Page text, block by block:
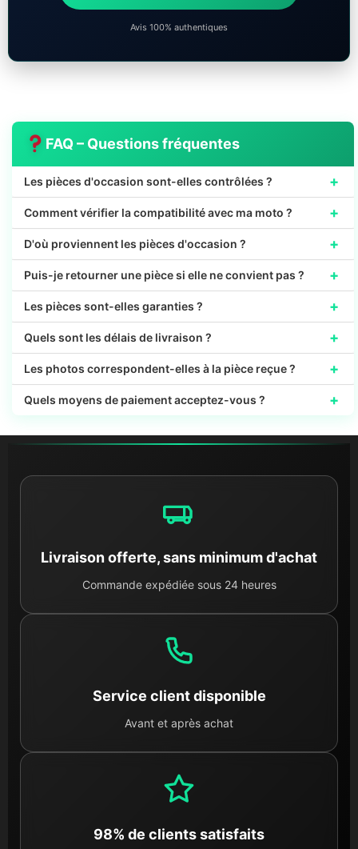
Avis 100% authentiques
FAQ – Questions fréquentes
Les pièces d'occasion sont-elles contrôlées ? +
Comment vérifier la compatibilité avec ma moto ? +
D'où proviennent les pièces d'occasion ? +
Puis-je retourner une pièce si elle ne convient pas ? +
Les pièces sont-elles garanties ? +
Quels sont les délais de livraison ? +
Les photos correspondent-elles à la pièce reçue ? +
Quels moyens de paiement acceptez-vous ? +
Livraison offerte, sans minimum d'achat
Commande expédiée sous 24 heures
Service client disponible
Avant et après achat
98% de clients satisfaits